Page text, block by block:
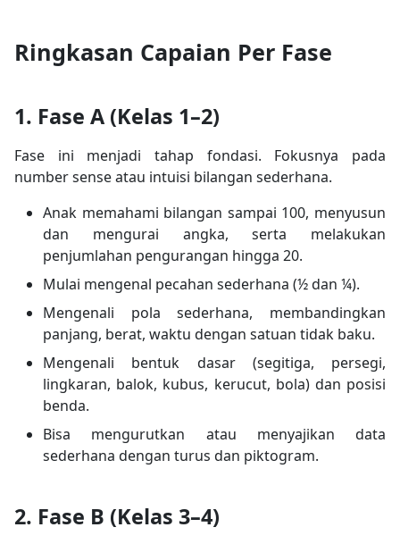
Ringkasan Capaian Per Fase
1. Fase A (Kelas 1–2)
Fase ini menjadi tahap fondasi. Fokusnya pada
number sense atau intuisi bilangan sederhana.
Anak memahami bilangan sampai 100, menyusun
dan mengurai angka, serta melakukan
penjumlahan pengurangan hingga 20.
Mulai mengenal pecahan sederhana (½ dan ¼).
Mengenali pola sederhana, membandingkan
panjang, berat, waktu dengan satuan tidak baku.
Mengenali bentuk dasar (segitiga, persegi,
lingkaran, balok, kubus, kerucut, bola) dan posisi
benda.
Bisa mengurutkan atau menyajikan data
sederhana dengan turus dan piktogram.
2. Fase B (Kelas 3–4)